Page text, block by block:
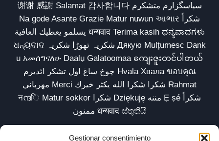
Gestionar consentimiento
谢谢 感謝 Salamat 감사합니다 سپاسگزارم متشکرم
Na gode Asante Grazie Matur nuwun આભાર شكراً
يسلمو يعطيك العافية धन्यवाद Terima kasih ಧನ್ಯವಾದಗಳು
ଧନ୍ୟବାଦ شکریہ تھوڑا شکریہ Дякую Mulțumesc Dank
u አመሰግናለሁ Daalụ Galatoomaa ကျေးဇူးတင်ပါတယ်
چوخ ساغ اول تشکر ائدیرم Hvala Хвала ขอบคุณ
مهرباني Merci شكرا شكرا الله يكثر خيرك Rahmat
नന്ദि Matur sokkor شكرا Dziękuję مننه Ẹ ṣé شكراً
ممنون धन्यवाद ස්තුතියි